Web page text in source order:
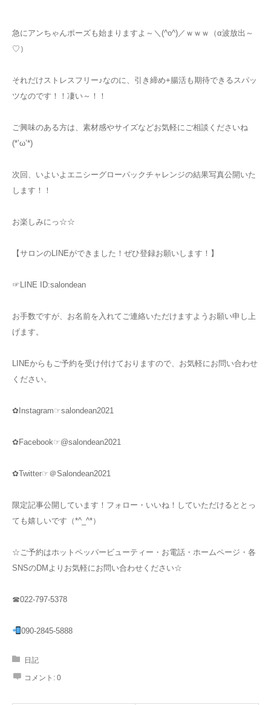
急にアンちゃんポーズも始まりますよ～＼(^o^)／ｗｗｗ（α波放出～
♡）
それだけストレスフリー♪なのに、引き締め+腸活も期待できるスパッ
ツなのです！！凄い～！！
ご興味のある方は、素材感やサイズなどお気軽にご相談くださいね
(*’ω’*)
次回、いよいよエニシーグローパックチャレンジの結果写真公開いた
します！！
お楽しみにっ☆☆
【サロンのLINEができました！ぜひ登録お願いします！】
☞LINE ID:salondean
お手数ですが、お名前を入れてご連絡いただけますようお願い申し上
げます。
LINEからもご予約を受け付けておりますので、お気軽にお問い合わせ
ください。
✿Instagram☞salondean2021
✿Facebook☞@salondean2021
✿Twitter☞＠Salondean2021
限定記事公開しています！フォロー・いいね！していただけるととっ
ても嬉しいです（*^_^*）
☆ご予約はホットペッパービューティー・お電話・ホームページ・各
SNSのDMよりお気軽にお問い合わせください☆
☎022-797-5378
090-2845-5888
日記
コメント: 0